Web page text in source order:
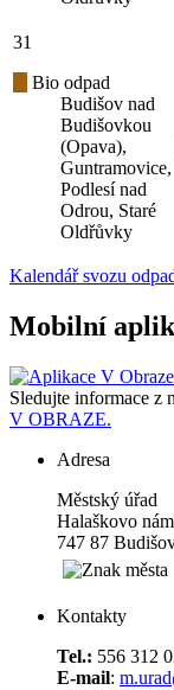
31
Bio odpad
Budišov nad
Budišovkou
(Opava),
Guntramovice,
Podlesí nad
Odrou, Staré
Oldřůvky
Kalendář svozu
Mobilní
Sledujte informace z
V OBRAZE.
Adresa
Městský úřad
Halaškovo
747 87
Kontakty
Tel.: 556 312
E-mail: